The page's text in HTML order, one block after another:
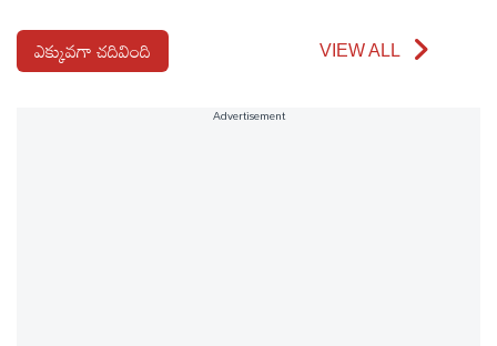
ఎక్కువగా చదివింది VIEW ALL
Advertisement